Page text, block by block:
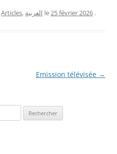
Articles, العربية le25 février 2026 .
Emission télévisée →